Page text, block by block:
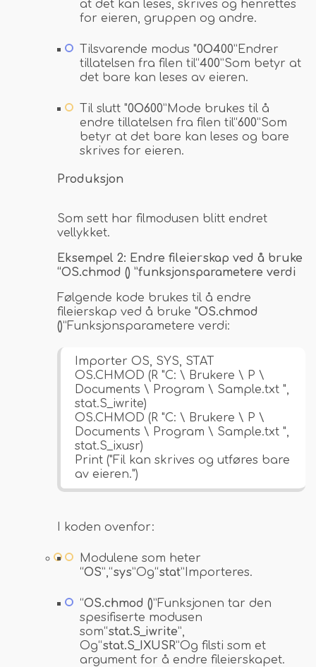
at det kan leses, skrives og henrettes
for eieren, gruppen og andre.
Tilsvarende modus "0O400”Endrer
tillatelsen fra filen til“400”Som betyr at
det bare kan leses av eieren.
Til slutt "0O600”Mode brukes til å
endre tillatelsen fra filen til“600”Som
betyr at det bare kan leses og bare
skrives for eieren.
Produksjon
Som sett har filmodusen blitt endret
vellykket.
Eksempel 2: Endre fileierskap ved å bruke
“OS.chmod () ”funksjonsparametere verdi
Følgende kode brukes til å endre
fileierskap ved å bruke "OS.chmod
()”Funksjonsparametere verdi:
Importer OS, SYS, STAT
OS.CHMOD (R "C: \ Brukere \ P \
Documents \ Program \ Sample.txt ",
stat.S_iwrite)
OS.CHMOD (R "C: \ Brukere \ P \
Documents \ Program \ Sample.txt ",
stat.S_ixusr)
Print ("Fil kan skrives og utføres bare
av eieren.")
I koden ovenfor:
Modulene som heter
“OS”,“sys”Og“stat”Importeres.
“OS.chmod ()”Funksjonen tar den
spesifiserte modusen
som“stat.S_iwrite”,
Og“stat.S_IXUSR”Og filsti som et
argument for å endre fileierskapet.